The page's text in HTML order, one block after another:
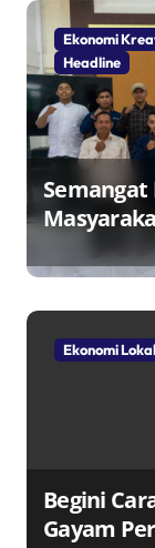
Ekonomi
Headline
Bangun
Ekonomi Lokal
Begini
Gayam